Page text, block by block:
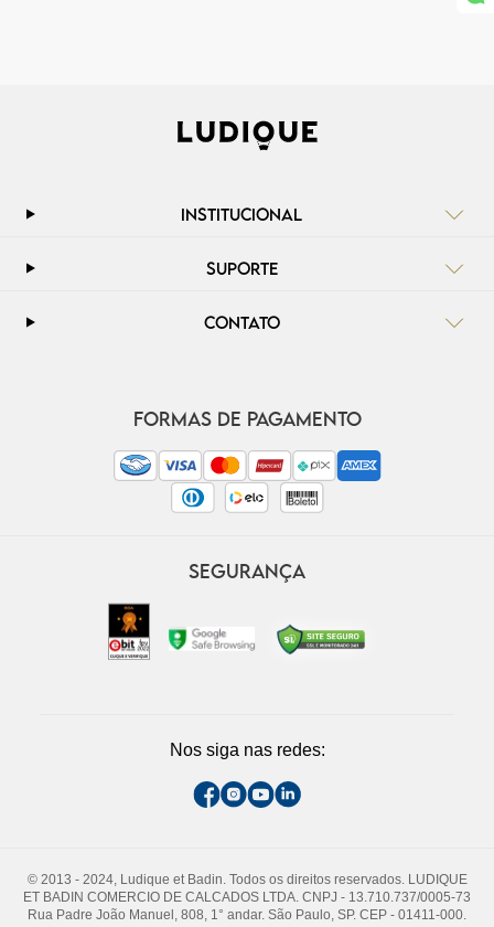
INSTITUCIONAL
SUPORTE
CONTATO
FORMAS DE PAGAMENTO
SEGURANÇA
Nos siga nas redes:
© 2013 - 2024, Ludique et Badin. Todos os direitos reservados. LUDIQUE
ET BADIN COMERCIO DE CALCADOS LTDA. CNPJ - 13.710.737/0005-73
Rua Padre João Manuel, 808, 1° andar. São Paulo, SP. CEP - 01411-000.